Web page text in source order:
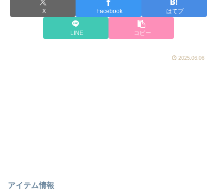
X Facebook はてブ
LINE コピー
2025.06.06
アイテム情報